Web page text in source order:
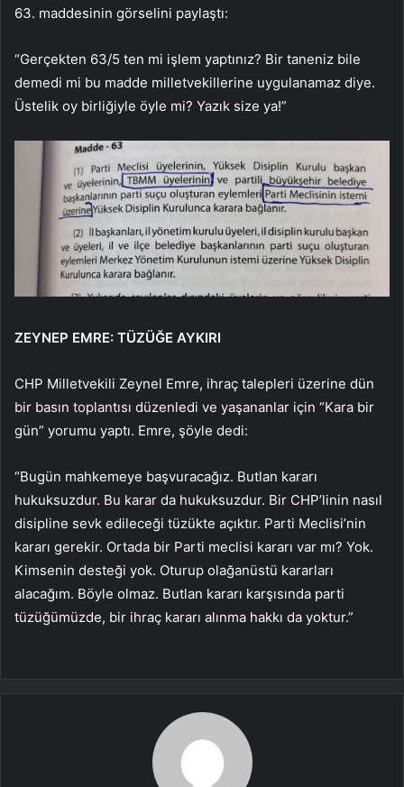
63. maddesinin görselini paylaştı:
“Gerçekten 63/5 ten mi işlem yaptınız? Bir taneniz bile
demedi mi bu madde milletvekillerine uygulanamaz diye.
Üstelik oy birliğiyle öyle mi? Yazık size ya!”
ZEYNEP EMRE: TÜZÜĞE AYKIRI
CHP Milletvekili Zeynel Emre, ihraç talepleri üzerine dün
bir basın toplantısı düzenledi ve yaşananlar için “Kara bir
gün” yorumu yaptı. Emre, şöyle dedi:
“Bugün mahkemeye başvuracağız. Butlan kararı
hukuksuzdur. Bu karar da hukuksuzdur. Bir CHP’linin nasıl
disipline sevk edileceği tüzükte açıktır. Parti Meclisi’nin
kararı gerekir. Ortada bir Parti meclisi kararı var mı? Yok.
Kimsenin desteği yok. Oturup olağanüstü kararları
alacağım. Böyle olmaz. Butlan kararı karşısında parti
tüzüğümüzde, bir ihraç kararı alınma hakkı da yoktur.”